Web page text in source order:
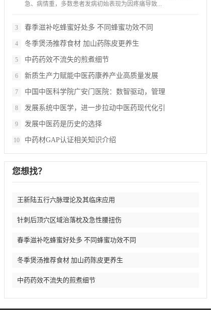
急、病情重，多数患者发病初始表现为因疼痛导致...
3 春季滋补吃蜂蜜好处多 不同蜂蜜功效不同
4 冬季煲汤推荐食材 加山药陈皮更养生
5 中药药效不流失的煎煮细节
6 新质生产力赋能中医药康养产业高质量发展
7 中国中医科学院广安门医院：数智驱动，管理
8 发展系统中医学，进一步拉动中医药现代化引
9 发展中医药是历史的选择
10 中药材GAP认证相关知识介绍
您想找？
王新陆五行六脉理论及其临床应用
针刺后顶穴区域治落枕及急性腰扭伤
春季滋补吃蜂蜜好处多 不同蜂蜜功效不同
冬季煲汤推荐食材 加山药陈皮更养生
中药药效不流失的煎煮细节